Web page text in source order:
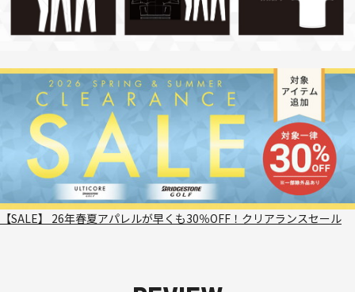
【SALE】 26年春夏アパレルが早くも30％OFF！クリアランスセール